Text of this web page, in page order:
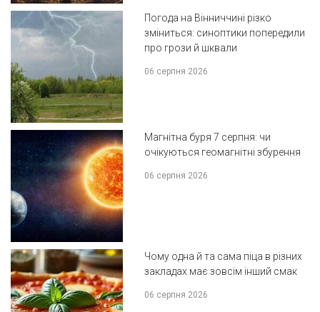
Погода на Вінниччині різко
зміниться: синоптики попередили
про грози й шквали
06 серпня 2026
Магнітна буря 7 серпня: чи
очікуються геомагнітні збурення
06 серпня 2026
Чому одна й та сама піца в різних
закладах має зовсім інший смак
06 серпня 2026